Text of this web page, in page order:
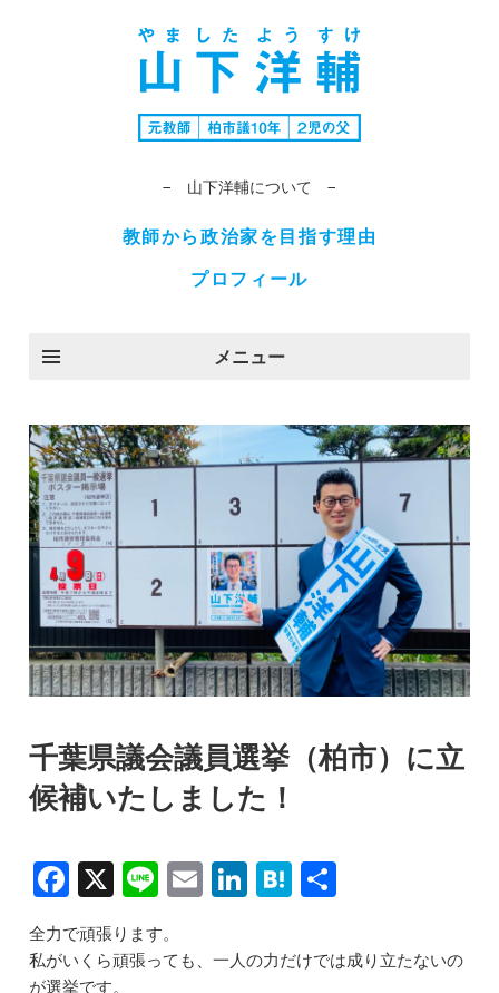
− 山下洋輔について −
教師から政治家を目指す理由
プロフィール
メニュー
千葉県議会議員選挙（柏市）に立
候補いたしました！
F
a
c
X Li
e
E
ai
Li
k
H
e
全力で頑張ります。
私がいくら頑張っても、一人の力だけでは成り立たないの
が選挙です。